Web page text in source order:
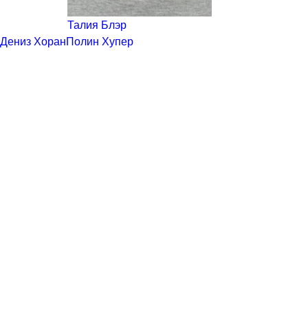
Талия Блэр
Дениз ХоранПолин Хупер